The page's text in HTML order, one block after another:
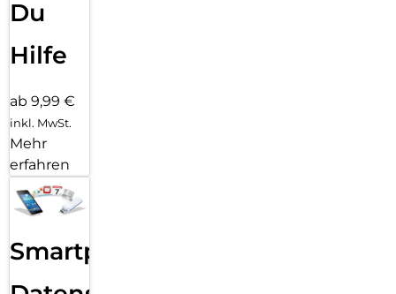
Du
Hilfe
ab 9,99 €
inkl. MwSt.
Mehr
erfahren
Smartphone